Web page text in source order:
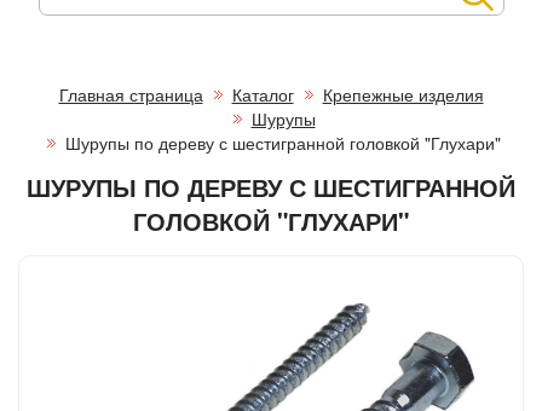
Главная страница Каталог
Крепежные изделия
Шурупы
Шурупы по дереву с шестигранной головкой "Глухари"
ШУРУПЫ ПО ДЕРЕВУ С ШЕСТИГРАННОЙ
ГОЛОВКОЙ "ГЛУХАРИ"